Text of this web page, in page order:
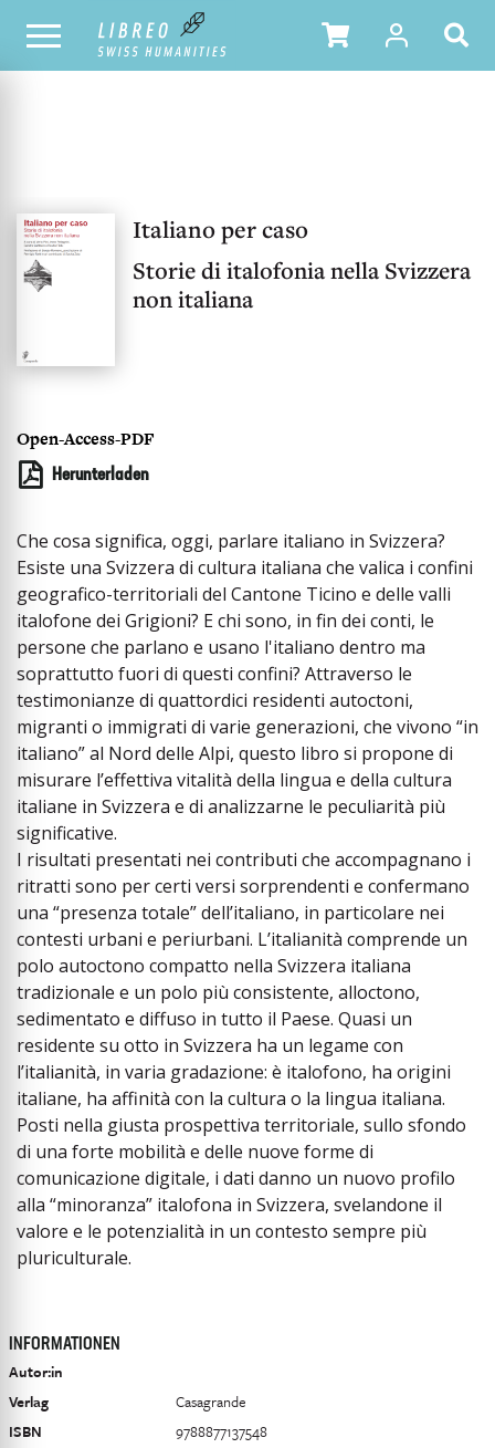
UNSER KATALOG INHALTSVERZEICHNIS
Italiano per caso
Storie di italofonia nella Svizzera
non italiana
Open-Access-PDF
Herunterladen
Che cosa significa, oggi, parlare italiano in Svizzera?
Esiste una Svizzera di cultura italiana che valica i confini
geografico-territoriali del Cantone Ticino e delle valli
italofone dei Grigioni? E chi sono, in fin dei conti, le
persone che parlano e usano l'italiano dentro ma
soprattutto fuori di questi confini? Attraverso le
testimonianze di quattordici residenti autoctoni,
migranti o immigrati di varie generazioni, che vivono “in
italiano” al Nord delle Alpi, questo libro si propone di
misurare l’effettiva vitalità della lingua e della cultura
italiane in Svizzera e di analizzarne le peculiarità più
significative.
I risultati presentati nei contributi che accompagnano i
ritratti sono per certi versi sorprendenti e confermano
una “presenza totale” dell’italiano, in particolare nei
contesti urbani e periurbani. L’italianità comprende un
polo autoctono compatto nella Svizzera italiana
tradizionale e un polo più consistente, alloctono,
sedimentato e diffuso in tutto il Paese. Quasi un
residente su otto in Svizzera ha un legame con
l’italianità, in varia gradazione: è italofono, ha origini
italiane, ha affinità con la cultura o la lingua italiana.
Posti nella giusta prospettiva territoriale, sullo sfondo
di una forte mobilità e delle nuove forme di
comunicazione digitale, i dati danno un nuovo profilo
alla “minoranza” italofona in Svizzera, svelandone il
valore e le potenzialità in un contesto sempre più
pluriculturale.
INFORMATIONEN
Autor:in
Verlag
Casagrande
ISBN
9788877137548